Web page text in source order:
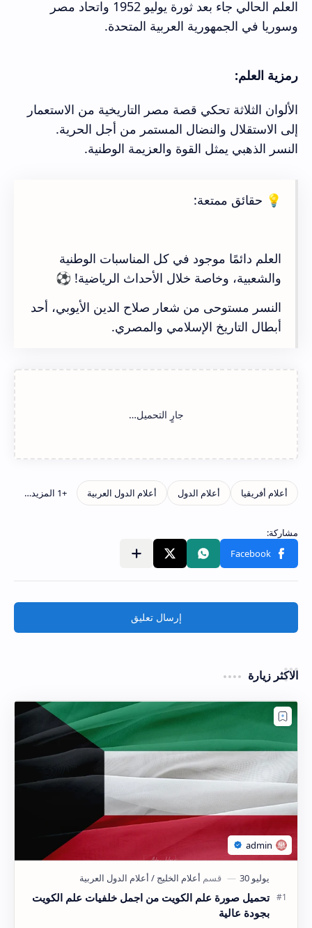
العلم الحالي جاء بعد ثورة يوليو 1952 واتحاد مصر
وسوريا في الجمهورية العربية المتحدة.
رمزية العلم:
الألوان الثلاثة تحكي قصة مصر التاريخية من الاستعمار
إلى الاستقلال والنضال المستمر من أجل الحرية.
النسر الذهبي يمثل القوة والعزيمة الوطنية.
💡 حقائق ممتعة:
العلم دائمًا موجود في كل المناسبات الوطنية
والشعبية، وخاصة خلال الأحداث الرياضية! ⚽
النسر مستوحى من شعار صلاح الدين الأيوبي، أحد
أبطال التاريخ الإسلامي والمصري.
إرسال تعليق
الاكثر زيارة
تحميل صورة علم الكويت من اجمل خلفيات علم الكويت
بجودة عالية